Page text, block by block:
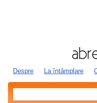
Despre La întâmplare